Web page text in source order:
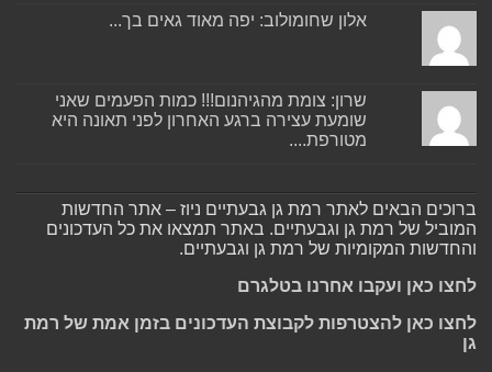
אלון שחומולוב: יפה מאוד גאים בך...
שרון: צומת מהגיהנום!!! כמות הפעמים שאני
שומעת עצירה ברגע האחרון לפני תאונה היא
מטורפת....
ברוכים הבאים לאתר רמת גן גבעתיים ניוז – אתר החדשות
המוביל של רמת גן וגבעתיים. באתר תמצאו את כל העדכונים
והחדשות המקומיות של רמת גן וגבעתיים.
לחצו כאן ועקבו אחרנו בטלגרם
לחצו כאן להצטרפות לקבוצת העדכונים בזמן אמת של רמת
גן